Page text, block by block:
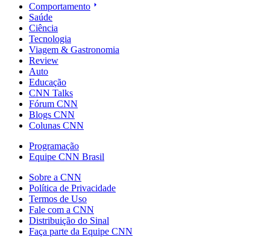
Comportamento
Saúde
Ciência
Tecnologia
Viagem & Gastronomia
Review
Auto
Educação
CNN Talks
Fórum CNN
Blogs CNN
Colunas CNN
Programação
Equipe CNN Brasil
Sobre a CNN
Política de Privacidade
Termos de Uso
Fale com a CNN
Distribuição do Sinal
Faça parte da Equipe CNN